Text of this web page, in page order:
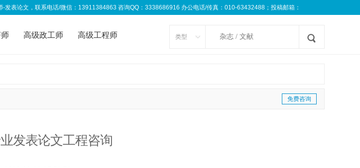
表论文，联系电话/微信：13911384863 咨询QQ：3338686916 办公电话/传真：010-63432488；投稿邮箱：
高级政工师 高级工程师 类型
免费咨询
发表论文工程咨询